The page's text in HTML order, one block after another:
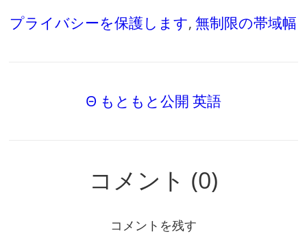
プライバシーを保護します,無制限の帯域幅
Θ もともと公開 英語
コメント (0)
コメントを残す